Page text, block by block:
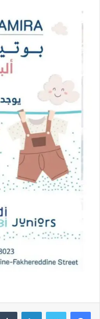
فيسبوك تويتر لينكدإن